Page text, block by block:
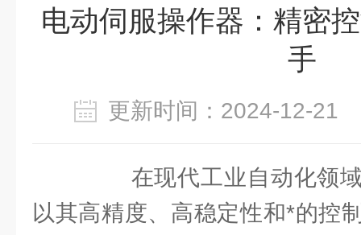
电动伺服操作器：精密
手
更新时间：2024-12-
在现代工业自动化领域
以其高精度、高稳定性和*的控